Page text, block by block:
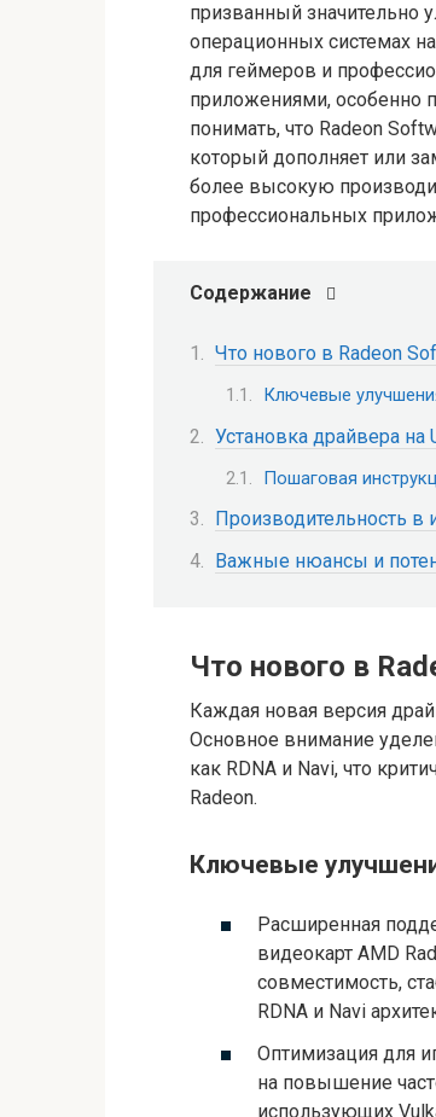
призванный значительно
операционных системах
для геймеров и
приложениями, особенно
понимать, что Radeon
который дополняет или
более высокую
профессиональных
Содержание
Что нового в Radeon
Ключевые
Установка драйвера на
Пошаговая
Производительность в
Важные нюансы и
Что нового в
Каждая новая версия
Основное внимание
как RDNA и Navi, что
Radeon.
Ключевые
Расширенная
видеокарт AMD
совместимость,
RDNA и Navi
Оптимизация для
на повышение
использующих